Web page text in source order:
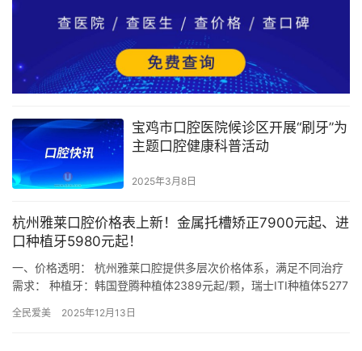
宝鸡市口腔医院候诊区开展“刷牙”为
主题口腔健康科普活动
2025年3月8日
杭州雅莱口腔价格表上新！金属托槽矫正7900元起、进
口种植牙5980元起！
一、价格透明： 杭州雅莱口腔提供多层次价格体系，满足不同治疗
需求： 种植牙：韩国登腾种植体2389元起/颗，瑞士ITI种植体5277
全民爱美 2025年12月13日